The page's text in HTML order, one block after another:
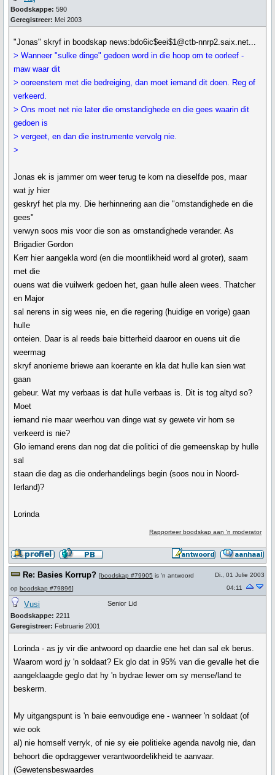
Boodskappe: 590
Geregistreer: Mei 2003
"Jonas" skryf in boodskap news:bdo6ic$eei$1@ctb-nnrp2.saix.net...
> Wanneer "sulke dinge" gedoen word in die hoop om te oorleef -
maw waar dit
> ooreenstem met die bedreiging, dan moet iemand dit doen. Reg of
verkeerd.
> Ons moet net nie later die omstandighede en die gees waarin dit
gedoen is
> vergeet, en dan die instrumente vervolg nie.
>
Jonas ek is jammer om weer terug te kom na dieselfde pos, maar
wat jy hier
geskryf het pla my. Die herhinnering aan die "omstandighede en die
gees"
verwyn soos mis voor die son as omstandighede verander. As
Brigadier Gordon
Kerr hier aangekla word (en die moontlikheid word al groter), saam
met die
ouens wat die vuilwerk gedoen het, gaan hulle aleen wees. Thatcher
en Major
sal nerens in sig wees nie, en die regering (huidige en vorige) gaan
hulle
onteien. Daar is al reeds baie bitterheid daaroor en ouens uit die
weermag
skryf anonieme briewe aan koerante en kla dat hulle kan sien wat
gaan
gebeur. Wat my verbaas is dat hulle verbaas is. Dit is tog altyd so?
Moet
iemand nie maar weerhou van dinge wat sy gewete vir hom se
verkeerd is nie?
Glo iemand erens dan nog dat die politici of die gemeenskap by hulle
sal
staan die dag as die onderhandelings begin (soos nou in Noord-
Ierland)?
Lorinda
Rapporteer boodskap aan 'n moderator
Re: Basies Korrup? [boodskap #79905 is 'n antwoord
op boodskap #79896]
Di., 01 Julie 2003
04:11
Vusi
Boodskappe: 2211
Geregistreer: Februarie 2001
Senior Lid
Lorinda - as jy vir die antwoord op daardie ene het dan sal ek berus.
Waarom word jy 'n soldaat? Ek glo dat in 95% van die gevalle het die
aangeklaagde geglo dat hy 'n bydrae lewer om sy mense/land te
beskerm.
My uitgangspunt is 'n baie eenvoudige ene - wanneer 'n soldaat (of
wie ook
al) nie homself verryk, of nie sy eie politieke agenda navolg nie, dan
behoort die opdraggewer verantwoordelikheid te aanvaar.
(Gewetensbeswaardes